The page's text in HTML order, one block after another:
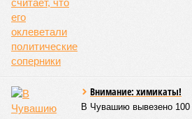
Внимание: химикаты!
В Чувашию вывезено